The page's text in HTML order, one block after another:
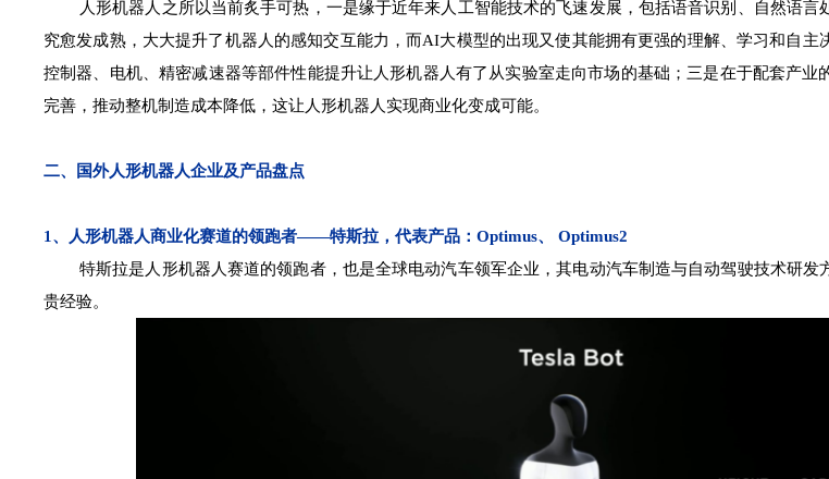
人形机器人之所以当前炙手可热，一是缘于近年来人工智能技术的飞速发展，包括语音识别、自然语言
究愈发成熟，大大提升了机器人的感知交互能力，而AI大模型的出现又使其能拥有更强的理解、学习和自主
控制器、电机、精密减速器等部件性能提升让人形机器人有了从实验室走向市场的基础；三是在于配套产业
完善，推动整机制造成本降低，这让人形机器人实现商业化变成可能。
二、国外人形机器人企业及产品盘点
1、人形机器人商业化赛道的领跑者——特斯拉，代表产品：Optimus、 Optimus2
特斯拉是人形机器人赛道的领跑者，也是全球电动汽车领军企业，其电动汽车制造与自动驾驶技术研发
贵经验。